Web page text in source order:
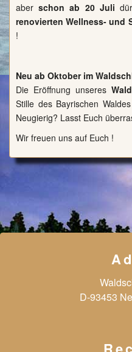
aberschon ab 20 Juli
renovierten Wellness- und
!
Neu ab Oktober im
Die Eröffnung unseres
Stille des Bayrischen
Neugierig? Lasst Euch
Wir freuen uns auf Euch !
D-93453